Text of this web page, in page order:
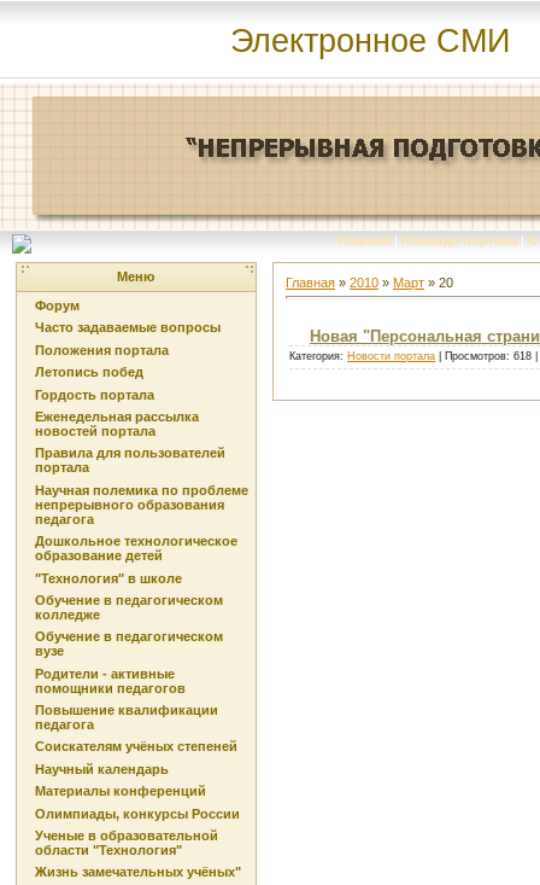
Электронное СМИ
Главная | Команда портала | О
Меню
Форум
Часто задаваемые вопросы
Положения портала
Летопись побед
Гордость портала
Еженедельная рассылка
новостей портала
Правила для пользователей
портала
Научная полемика по проблеме
непрерывного образования
педагога
Дошкольное технологическое
образование детей
"Технология" в школе
Обучение в педагогическом
колледже
Обучение в педагогическом
вузе
Родители - активные
помощники педагогов
Повышение квалификации
педагога
Соискателям учёных степеней
Научный календарь
Материалы конференций
Олимпиады, конкурсы России
Ученые в образовательной
области "Технология"
Жизнь замечательных учёных"
Главная » 2010 » Март » 20
Новая "Персональная
Категория: Новости портала | Просмотров: 618